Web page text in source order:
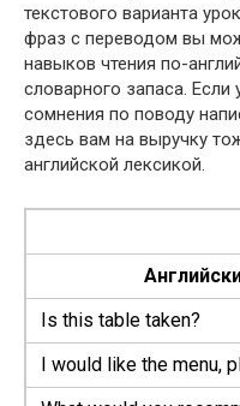
текстового варианта
фраз с переводом вы
навыков чтения по-
словарного запаса. Если
сомнения по поводу
здесь вам на выручку
английской лексикой.
Is this table taken?
I would like the menu,